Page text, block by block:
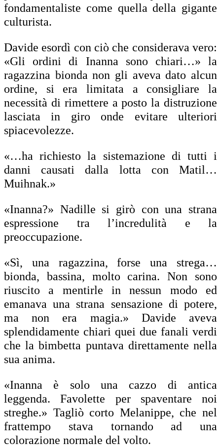
fondamentaliste come quella della gigante
culturista.
Davide esordì con ciò che considerava vero:
«Gli ordini di Inanna sono chiari…» la
ragazzina bionda non gli aveva dato alcun
ordine, si era limitata a consigliare la
necessità di rimettere a posto la distruzione
lasciata in giro onde evitare ulteriori
spiacevolezze.
«…ha richiesto la sistemazione di tutti i
danni causati dalla lotta con Matil…
Muihnak.»
«Inanna?» Nadille si girò con una strana
espressione tra l’incredulità e la
preoccupazione.
«Sì, una ragazzina, forse una strega…
bionda, bassina, molto carina. Non sono
riuscito a mentirle in nessun modo ed
emanava una strana sensazione di potere,
ma non era magia.» Davide aveva
splendidamente chiari quei due fanali verdi
che la bimbetta puntava direttamente nella
sua anima.
«Inanna è solo una cazzo di antica
leggenda. Favolette per spaventare noi
streghe.» Tagliò corto Melanippe, che nel
frattempo stava tornando ad una
colorazione normale del volto.